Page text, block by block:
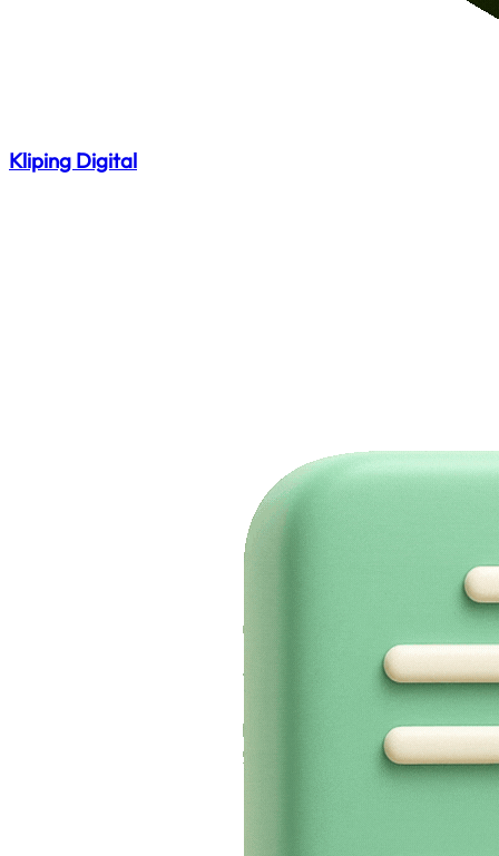
Kliping Digital